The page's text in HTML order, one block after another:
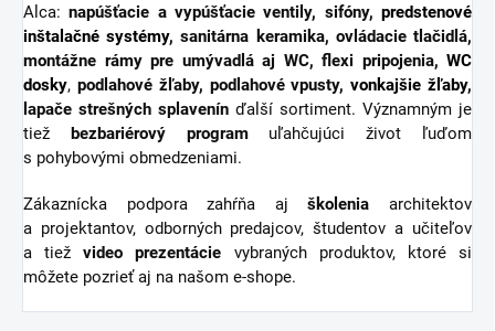
Alca:napúšťacie a vypúšťacie ventily, sifóny,predstenové
inštalačné systémy, sanitárna keramika, ovládacie tlačidlá,
montážne rámy pre umývadlá aj WC, flexi pripojenia, WC
dosky, podlahové žľaby, podlahové vpusty,vonkajšie žľaby,
lapače strešných splavenín ďalší sortiment. Významným je
tiež
bezbariérový programuľahčujúci život ľuďom
s pohybovými obmedzeniami.
Zákaznícka podpora zahŕňa ajškolenia architektov
a projektantov, odborných predajcov, študentov a učiteľov
a tiežvideo prezentácie vybraných produktov, ktoré si
môžete pozrieť aj na našom e-shope.